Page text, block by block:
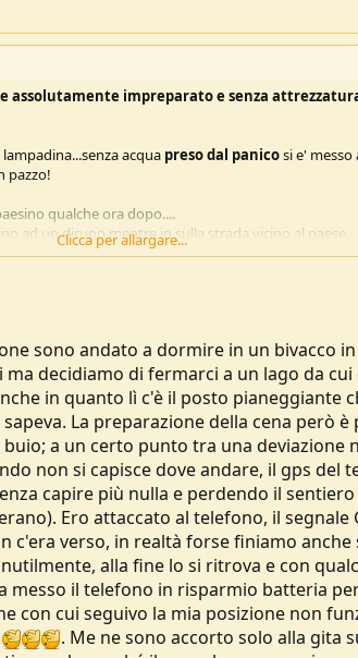
assolutamente impreparato e senza
acqua preso dal panicosi e' messo
pazzo!
qualche ora dopo....
ad un dirupo mentre io sulla strada vicino al paese...
Clicca per allargare...
sono andato a dormire in un bivacco
decidiamo di fermarci a un lago da
in quanto lì c'è il posto pianeggiante
La preparazione della cena però è
a un certo punto tra una deviazione
non si capisce dove andare, il gps del
capire più nulla e perdendo il
Ero attaccato al telefono, il segnale
c'era verso, in realtà forse finiamo
alla fine lo si ritrova e con
messo il telefono in risparmio batteria
con cui seguivo la mia posizione non
. Me ne sono accorto solo alla gita